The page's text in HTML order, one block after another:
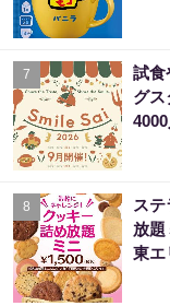
7
試食
グ
8
ス
放題
東エ